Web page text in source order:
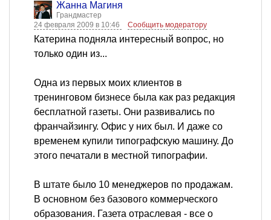
Жанна Магиня
Грандмастер
24 февраля 2009 в 10:46
Сообщить модератору
Катерина подняла интересный вопрос, но
только один из...
Одна из первых моих клиентов в
тренинговом бизнесе была как раз редакция
бесплатной газеты. Они развивались по
франчайзингу. Офис у них был. И даже со
временем купили типографскую машину. До
этого печатали в местной типографии.
В штате было 10 менеджеров по продажам.
В основном без базового коммерческого
образования. Газета отраслевая - все о